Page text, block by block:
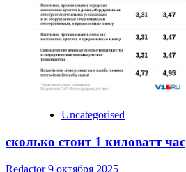
Uncategorised
сколько стоит 1 киловатт час
Redactor9 октября 2025